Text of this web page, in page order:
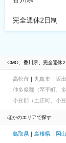
完全週休2日制
CMO、香川県、完全週休
高松市 丸亀市 坂
仲多度郡（琴平町、
小豆郡（土庄町、小豆
ほかのエリアで探す
鳥取県 島根県 岡